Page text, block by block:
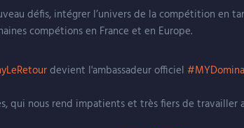
défis, intégrer l’univers de la compétition en
compétions en France et en Europe.
devient l'ambassadeur officiel
qui nous rend impatients et très fiers de travailler